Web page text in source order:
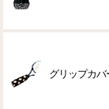
グリップカバ